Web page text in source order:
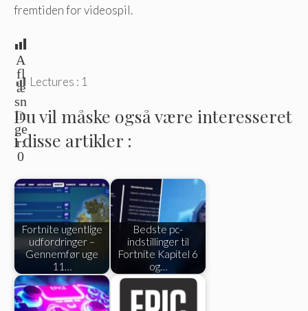
fremtiden for videospil.
A
fl
æ
sn
in
ge
r:
0
Lectures : 1
Du vil måske også være interesseret
i disse artikler :
Fortnite ugentlige
udfordringer –
Gennemfør uge
11…
Bedste pc-
indstillinger til
Fortnite Kapitel 6
og…